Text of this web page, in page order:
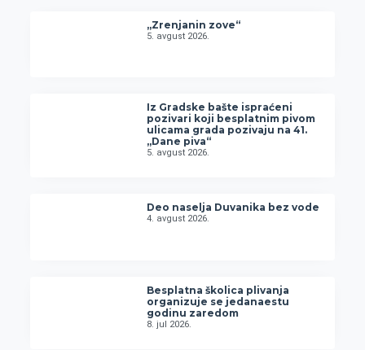
„Zrenjanin zove“
5. avgust 2026.
Iz Gradske bašte ispraćeni
pozivari koji besplatnim pivom
ulicama grada pozivaju na 41.
„Dane piva“
5. avgust 2026.
Deo naselja Duvanika bez vode
4. avgust 2026.
Besplatna školica plivanja
organizuje se jedanaestu
godinu zaredom
8. jul 2026.